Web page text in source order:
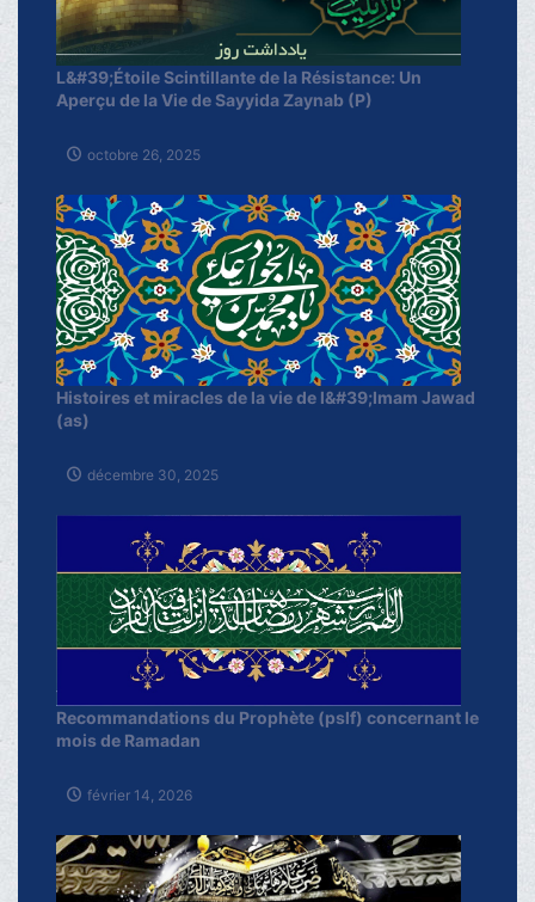
L&#39;Étoile Scintillante de la Résistance: Un
Aperçu de la Vie de Sayyida Zaynab (P)
octobre 26, 2025
Histoires et miracles de la vie de l&#39;Imam Jawad
(as)
décembre 30, 2025
Recommandations du Prophète (pslf) concernant le
mois de Ramadan
février 14, 2026